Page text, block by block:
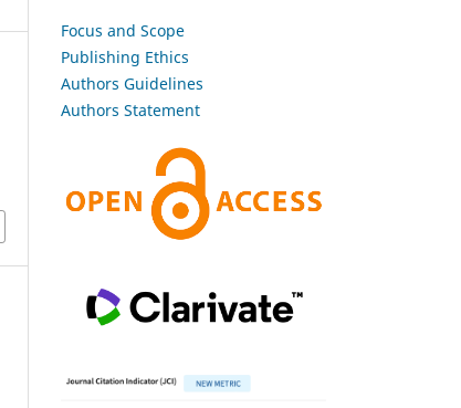
Focus and Scope
Publishing Ethics
Authors Guidelines
Authors Statement